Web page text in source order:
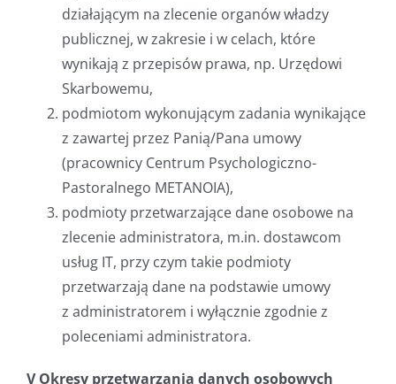
działającym na zlecenie organów władzy
publicznej, w zakresie i w celach, które
wynikają z przepisów prawa, np. Urzędowi
Skarbowemu,
podmiotom wykonującym zadania wynikające
z zawartej przez Panią/Pana umowy
(pracownicy Centrum Psychologiczno-
Pastoralnego METANOIA),
podmioty przetwarzające dane osobowe na
zlecenie administratora, m.in. dostawcom
usług IT, przy czym takie podmioty
przetwarzają dane na podstawie umowy
z administratorem i wyłącznie zgodnie z
poleceniami administratora.
V Okresy przetwarzania danych osobowych